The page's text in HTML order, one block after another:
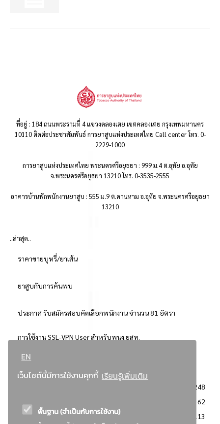
EN
เว็บไซต์นี้มีการใช้งานคุกกี้ เรียนรู้เพิ่มเติม
พื้นฐาน (จำเป็นกับการใช้งาน)
ที่อยู่ : 184 ถนนพระรามที่ 4 แขวงคลองเตย เขตคลองเตย กรุงเทพมหานคร
10110 ติดต่อประชาสัมพันธ์ การยาสูบแห่งประเทศไทย Call center โทร. 0-
2229-1000
การยาสูบแห่งประเทศไทย พระนครศรีอยุธยา : 999 ม.4 ต.อุทัย อ.อุทัย
จ.พระนครศรีอยุธยา 13210 โทร. 0-3535-2555
อาคารบ้านพักพนักงานยาสูบ : 555 ม.9 ต.คานหาม อ.อุทัย จ.พระนครศรีอยุธยา
13210
..ล่าสุด..
ราคาขายบุหรี่/ยาเส้น
ยาสูบกับการค้นพบ
ประกาศ รับสมัครสอบคัดเลือกพนักงาน จำนวน 81 อัตรา
การใช้งาน SSL-VPN User สำหรับพนง.ยสท.
..ยอดนิยม..
3248
2362
: วิธีเฉพาะเจาะจง
2113